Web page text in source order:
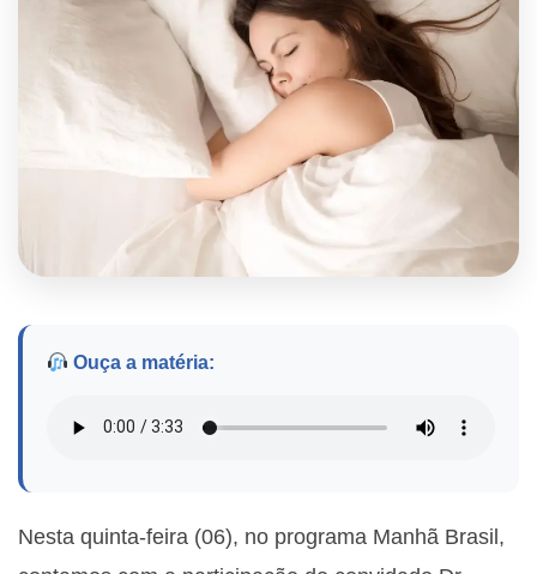
Ouça a matéria:
Nesta quinta-feira (06), no programa Manhã Brasil,